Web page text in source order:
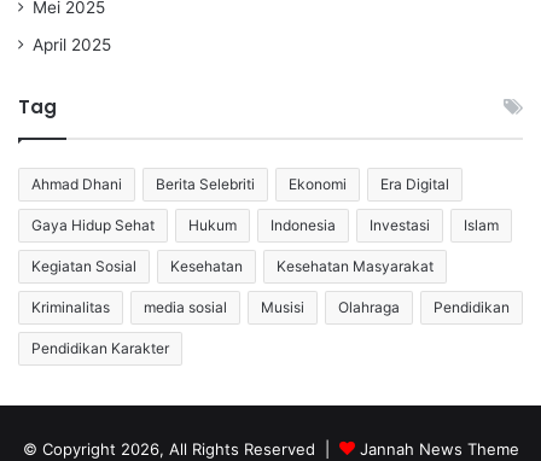
Mei 2025
April 2025
Tag
Ahmad Dhani Berita Selebriti Ekonomi Era Digital
Gaya Hidup Sehat Hukum Indonesia Investasi Islam
Kegiatan Sosial Kesehatan Kesehatan Masyarakat
Kriminalitas media sosial Musisi Olahraga Pendidikan
Pendidikan Karakter
© Copyright 2026, All Rights Reserved | Jannah News Theme